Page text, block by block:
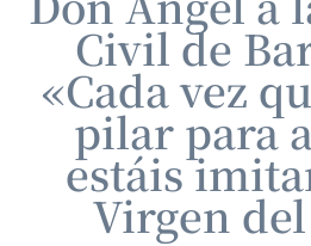
Civil de
«Cada vez
pilar para
estáis
Virgen